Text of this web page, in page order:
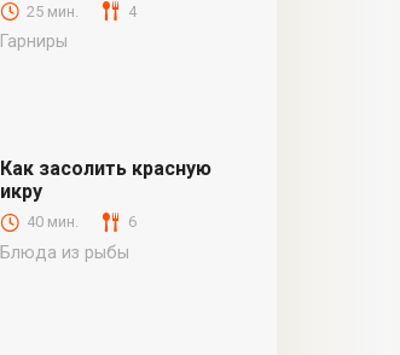
25 мин. 4
Гарниры
Как засолить красную
икру
40 мин. 6
Блюда из рыбы